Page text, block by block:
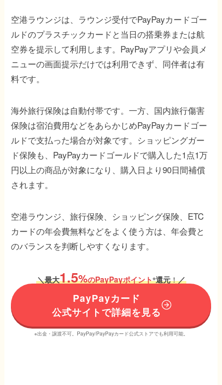
空港ラウンジは、ラウンジ受付でPayPayカードゴー
ルドのプラスチックカードと当日の搭乗券または航
空券を提示して利用します。PayPayアプリや会員メ
ニューの画面提示だけでは利用できず、同伴者は有
料です。
海外旅行保険は自動付帯です。一方、国内旅行傷害
保険は宿泊費用などをあらかじめPayPayカードゴー
ルドで支払った場合が対象です。ショッピングガー
ド保険も、PayPayカードゴールドで購入した1点1万
円以上の商品が対象になり、購入日より90日間補償
されます。
空港ラウンジ、旅行保険、ショッピング保険、ETC
カードの年会費無料などをよく使う方は、年会費と
のバランスを判断しやすくなります。
＼最大1.5%のPayPayポイント※還元！／
PayPayカード
公式サイトで詳細を見る
※出金・譲渡不可。PayPay/PayPayカード公式ストアでも利用可能。